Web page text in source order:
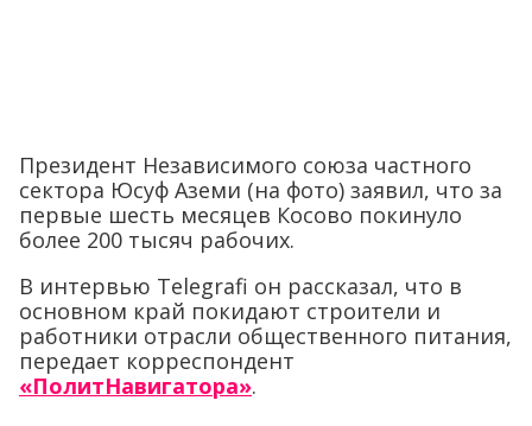
Президент Независимого союза частного
сектора Юсуф Аземи (на фото) заявил, что за
первые шесть месяцев Косово покинуло
более 200 тысяч рабочих.
В интервью Telegrafi он рассказал, что в
основном край покидают строители и
работники отрасли общественного питания,
передает корреспондент
«ПолитНавигатора».